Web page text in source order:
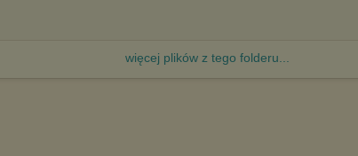
więcej plików z tego folderu...